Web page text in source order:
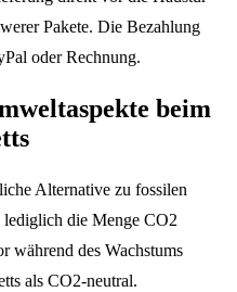
Pakete. Die Bezahlung
oder Rechnung.
beim
Alternative zu fossilen
die Menge CO2
während des Wachstums
als CO2-neutral.